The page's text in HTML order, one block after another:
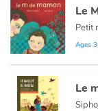
Ogres, monsters
Heroines and
Ecology, nature,
Le
Ages
Le